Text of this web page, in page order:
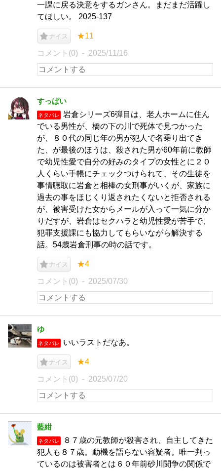
一課に戻る決意をするガンさん。まだまだ活躍し
てほしい。 2025-137
ナイス ★11
コメント(0) 2025/11/16
すっぱい
ネタバレ
岩倉シリーズ6弾目は、老人ホームに住ん
でいる男性が、橋の下の川で死体で見つかった
が、８０代の同じ年の男が犯人で名乗り出てき
た、が最後のほうは、殺された男が60年前に教師
で幼児性愛で自分の好みのタイプの女性とに２０
人くらい手帳にチェックつけられて、その生徒を
事情聴取に岩倉と相棒の女刑事がいくが、家族に
過去の事をほじくり返されたくないと拒否される
が、被害受けた女からメールが入って一気に分か
りだすが、岩倉はセクハラと幼児性愛が苦手で、
犯罪支援課にも協力してもらいながら解決する
話。54歳岩倉刑事の時の話です。
ナイス ★4
コメント(0) 2025/07/30
ゆ
ネタバレ いいラストだなあ。
ナイス ★4
コメント(0) 2025/07/20
藍紺
ネタバレ
８７歳の元教師が殺害され、自主してきた
犯人も８７歳。動機を語らない容疑者。唯一判っ
ているのは被害者とは６０年前砂川闘争の関係で